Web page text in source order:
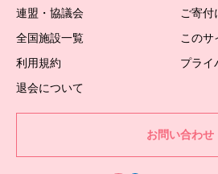
連盟・協議会
ご寄付
全国施設一覧
このサ
利用規約
プライ
退会について
お問い合わせ